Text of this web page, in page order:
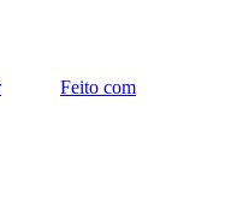
Feito com